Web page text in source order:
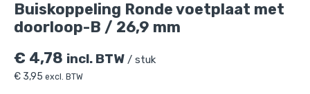
Buiskoppeling Ronde voetplaat met
doorloop-B / 26,9 mm
€ 4,78 incl. BTW / stuk
€ 3,95 excl. BTW